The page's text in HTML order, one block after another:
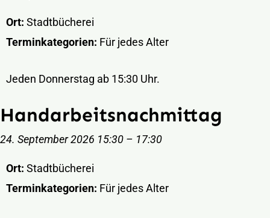
Ort: Stadtbücherei
Terminkategorien: Für jedes Alter
Jeden Donnerstag ab 15:30 Uhr.
Handarbeitsnachmittag
24. September 2026 15:30 – 17:30
Ort: Stadtbücherei
Terminkategorien: Für jedes Alter